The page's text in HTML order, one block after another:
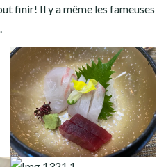
finir! Il y a même les fameuses